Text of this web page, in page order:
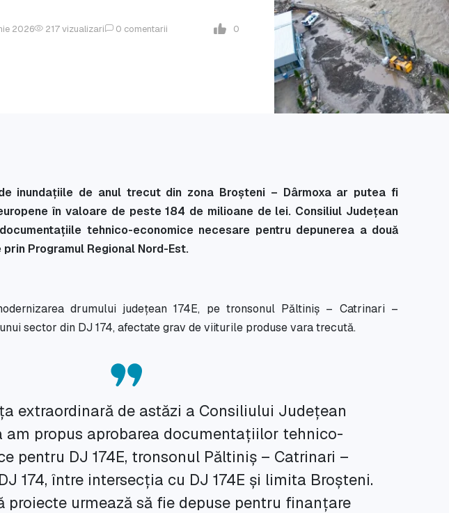
2026 217vizualizari 0 comentarii 0
inundațiile de anul trecut din zona Broșteni – Dârmoxa ar putea fi
în valoare de peste 184 de milioane de lei. Consiliul Județean
tehnico-economice necesare pentru depunerea a două
Programul Regional Nord-Est.
drumului județean 174E, pe tronsonul Păltiniș – Catrinari –
sector din DJ 174, afectate grav de viiturile produse vara trecută.
extraordinară de astăzi a Consiliului Județean
am propus aprobarea documentațiilor tehnico-
pentru DJ 174E, tronsonul Păltiniș – Catrinari –
174, între intersecția cu DJ 174E și limita Broșteni.
proiecte urmează să fie depuse pentru finanțare